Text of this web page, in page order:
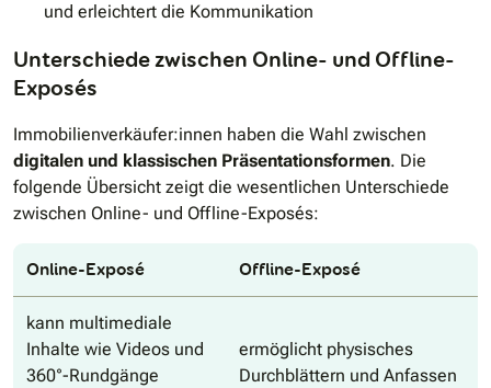
und erleichtert die Kommunikation
Unterschiede zwischen Online- und Offline-
Exposés
Immobilienverkäufer:innen haben die Wahl zwischen
digitalen und klassischen Präsentationsformen. Die
folgende Übersicht zeigt die wesentlichen Unterschiede
zwischen Online- und Offline-Exposés:
Online-Exposé Offline-Exposé
kann multimediale
Inhalte wie Videos und
360°-Rundgänge
ermöglicht physisches
Durchblättern und Anfassen